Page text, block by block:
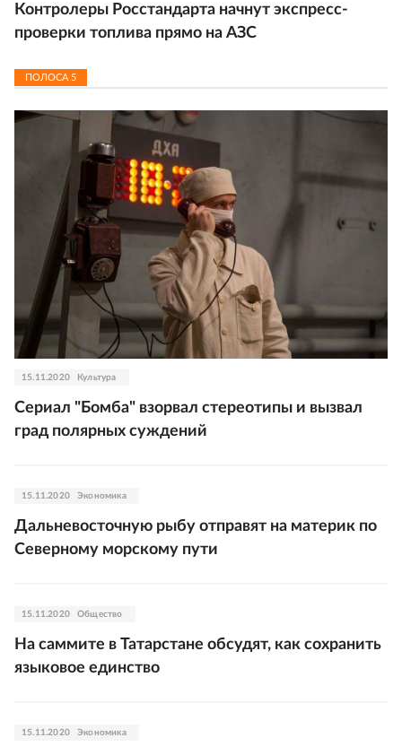
Контролеры Росстандарта начнут экспресс-
проверки топлива прямо на АЗС
ПОЛОСА 5
15.11.2020 Культура
Сериал "Бомба" взорвал стереотипы и вызвал
град полярных суждений
15.11.2020 Экономика
Дальневосточную рыбу отправят на материк по
Северному морскому пути
15.11.2020 Общество
На саммите в Татарстане обсудят, как сохранить
языковое единство
15.11.2020 Экономика